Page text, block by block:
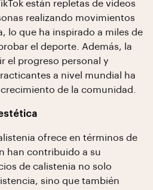
están repletas de videos
realizando movimientos
lo que ha inspirado a miles de
el deporte. Además, la
el progreso personal y
a nivel mundial ha
de la comunidad.
ofrece en términos de
han contribuido a su
de calistenia no solo
sino que también